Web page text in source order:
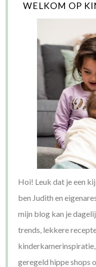
WELKOM OP
Hoi! Leuk dat je een
ben Judith en
mijn blog kan je
trends, lekkere
geregeld hippe shops